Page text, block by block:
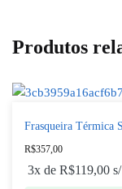
Produtos
Frasqueira Térmica
R$357,00
3x de R$119,00